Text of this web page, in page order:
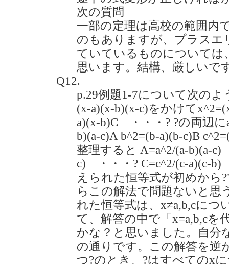
次の質問
一部の定理は高校の範囲内
のもありますが、プラスエ
ていているものについては
思います。結構、厳しいで
Q12.
p.29例題1-7について次の
(x-a)(x-b)(x-c)をかけて
a)(x-b)C ・・・? ?の両辺に
b)(a-c)A b^2=(b-a)(b-c)B
整理すると A=a^2/(a-b)(a-
c) ・・・? C=c^2/(c-a)(c-
えられた恒等式が初めから
らこの解法で問題ないと思
れた恒等式は、x≠a,b,cにつ
て、解答の中で「x=a,b,cを
かな？と思いました。自分
の通りです。この解答を逆
つ?のとき、?はすべてのx